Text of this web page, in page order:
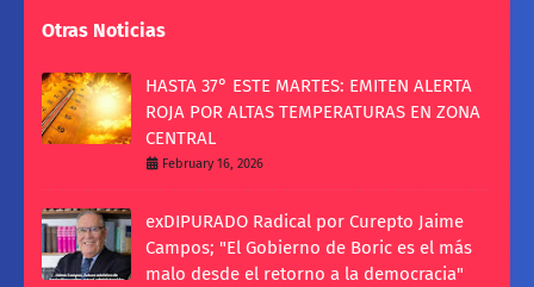
Otras Noticias
HASTA 37° ESTE MARTES: EMITEN ALERTA
ROJA POR ALTAS TEMPERATURAS EN ZONA
CENTRAL
February 16, 2026
exDIPURADO Radical por Curepto Jaime
Campos; "El Gobierno de Boric es el más
malo desde el retorno a la democracia"